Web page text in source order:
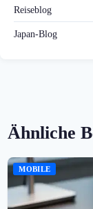
Reiseblog
Japan-Blog
Ähnliche
MOBILE